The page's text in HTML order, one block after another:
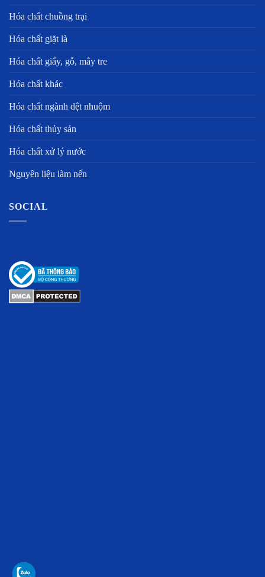
Hóa chất chuồng trại
Hóa chất giặt là
Hóa chất giấy, gỗ, mây tre
Hóa chất khác
Hóa chất ngành dệt nhuộm
Hóa chất thủy sản
Hóa chất xử lý nước
Nguyên liệu làm nến
SOCIAL